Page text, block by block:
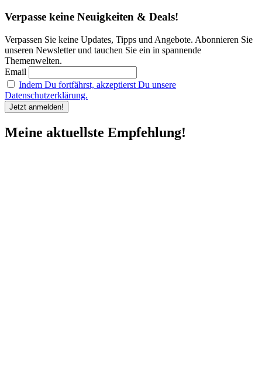
Verpasse keine Neuigkeiten & Deals!
Verpassen Sie keine Updates, Tipps und Angebote. Abonnieren Sie
unseren Newsletter und tauchen Sie ein in spannende
Themenwelten.
Email
Indem Du fortfährst, akzeptierst Du unsere
Datenschutzerklärung.
Meine aktuellste Empfehlung!